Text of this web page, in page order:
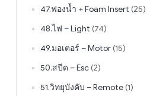
47.ฟองน้ำ + Foam Insert (25)
48.ไฟ – Light (74)
49.มอเตอร์ – Motor (15)
50.สปีด – Esc (2)
51.วิทยุบังคับ – Remote (1)